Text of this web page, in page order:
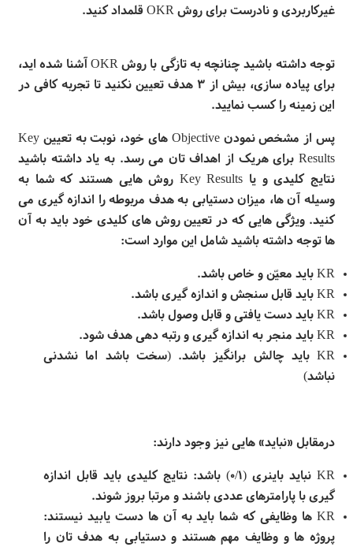
غیرکاربردی و نادرست برای روشOKR قلمداد کنید.
توجه داشته باشید چنانچه به تازگی با روشOKRآشنا شده اید،
برای پیاده سازی، بیش از ۳ هدف تعیین نکنید تا تجربه کافی در
این زمینه را کسب نمایید.
پس از مشخص نمودنObjective های خود، نوبت به تعیین Key
Results برای هریک از اهداف تان می رسد. به یاد داشته باشید
نتایج کلیدی و یا Key Results روش هایی هستند که شما به
وسیله آن ها، میزان دستیابی به هدف مربوطه را اندازه گیری می
کنید. ویژگی هایی که در تعیین روش های کلیدی خود باید به آن
ها توجه داشته باشید شامل این موارد است:
KRباید معیّن و خاص باشد.
KRباید قابل سنجش و اندازه گیری باشد.
KRباید دست یافتی و قابل وصول باشد.
KRباید منجر به اندازه گیری و رتبه دهی هدف شود.
KR باید چالش برانگیز باشد. (سخت باشد اما نشدنی
نباشد)
درمقابل «نباید» هایی نیز وجود دارند:
KR
نباید باینری (۰/۱) باشد: نتایج کلیدی باید قابل اندازه
گیری با پارامترهای عددی باشند و مرتبا بروز شوند.
KR ها وظایفی که شما باید به آن ها دست یابید نیستند:
پروژه ها و وظایف مهم هستند و دستیابی به هدف تان را